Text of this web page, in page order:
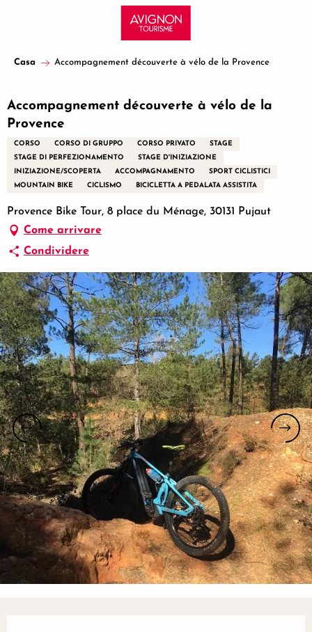
principal
Casa Accompagnement découverte à vélo de la Provence
Accompagnement découverte à vélo de la
Provence
CORSO CORSO DI GRUPPO CORSO PRIVATO
STAGE
STAGE DI PERFEZIONAMENTO
STAGE D'INIZIAZIONE
INIZIAZIONE/SCOPERTA
ACCOMPAGNAMENTO
SPORT CICLISTICI
MOUNTAIN BIKE
CICLISMO BICICLETTA A PEDALATA ASSISTITA
Provence Bike Tour, 8 place du Ménage, 30131 Pujaut
Come arrivare
Condividere